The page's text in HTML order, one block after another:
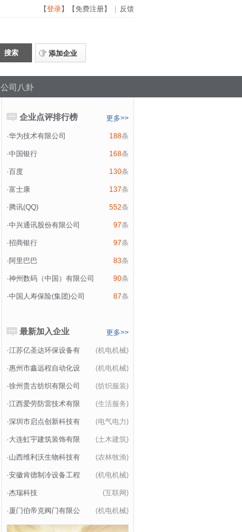
【登录】 【免费注册】 反馈
添加企业
公司八卦
企业点评排行榜 更多>>
188条
·华为技术有限公司
168条
·中国银行
130条
·百度
137条
·富士康
552条
·腾讯(QQ)
97条
·中兴通讯股份有限公司
97条
·招商银行
83条
·阿里巴巴
90条
·神州数码（中国）有限公司
87条
·中国人寿保险(集团)公司
最新加入企业 更多>>
(机电机械)
·江苏亿圣达环保设备有
(机电机械)
·惠州市鑫远程自动化设
(纺织服装)
·徐州贵古纺织有限公司
(生活服务)
·江西爱劳防雷技术有限
(电气电力)
·深圳市启点创新科技有
(土木建筑)
·大连虹宇建筑装饰有限
(农林牧渔)
·山西维利沃生物科技有
(机电机械)
·安徽肯德制冷设备工程
(互联网)
·杰瑞科技
(机电机械)
·厦门伯帝克阀门有限公